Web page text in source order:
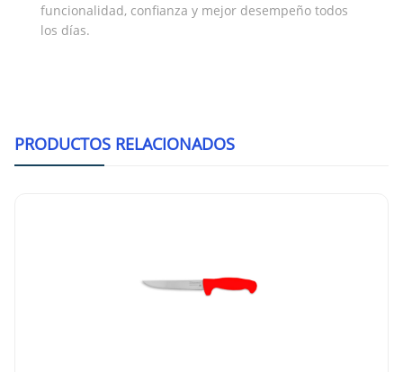
funcionalidad, confianza y mejor desempeño todos
los días.
PRODUCTOS RELACIONADOS